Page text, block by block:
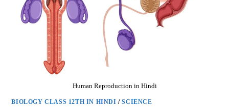
Human Reproduction in Hindi
BIOLOGY CLASS 12TH IN HINDI /SCIENCE